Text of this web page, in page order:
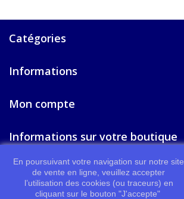
Catégories
Informations
Mon compte
Informations sur votre boutique
En poursuivant votre navigation sur notre site
de vente en ligne, veuillez accepter
l’utilisation des cookies (ou traceurs) en
cliquant sur le bouton "J'accepte"